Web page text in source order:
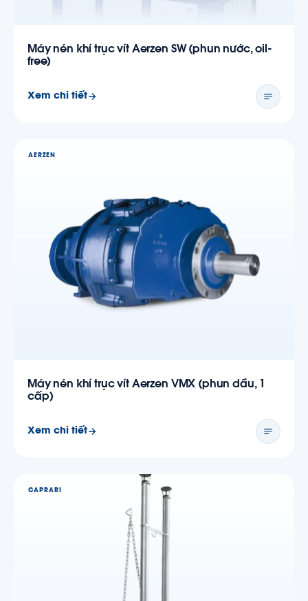
Máy nén khí trục vít Aerzen SW (phun nước, oil-
free)
Xem chi tiết
AERZEN
Máy nén khí trục vít Aerzen VMX (phun dầu, 1
cấp)
Xem chi tiết
CAPRARI